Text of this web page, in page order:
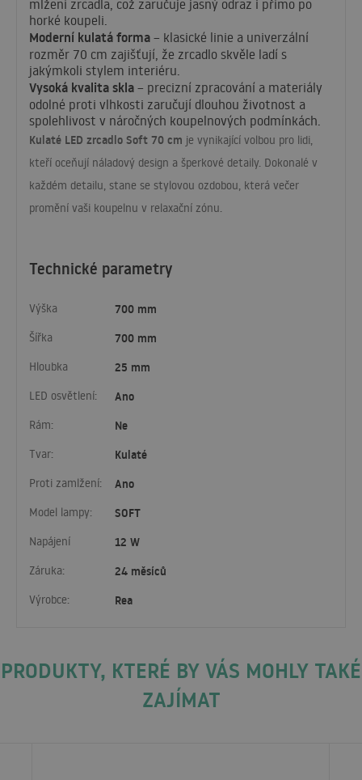
Technické parametry
Výška 700 mm
Šířka 700 mm
Hloubka 25 mm
LED osvětlení: Ano
Rám: Ne
Tvar: Kulaté
Proti zamlžení: Ano
Model lampy: SOFT
Napájení 12 W
Záruka: 24 měsíců
Výrobce: Rea
mlžení zrcadla, což zaručuje jasný odraz i přímo po
horké koupeli.
Moderní kulatá forma – klasické linie a univerzální
rozměr 70 cm zajišťují, že zrcadlo skvěle ladí s
jakýmkoli stylem interiéru.
Vysoká kvalita skla – precizní zpracování a materiály
odolné proti vlhkosti zaručují dlouhou životnost a
spolehlivost v náročných koupelnových podmínkách.
Kulaté LED zrcadlo Soft 70 cm je vynikající volbou pro lidi,
kteří oceňují náladový design a šperkové detaily. Dokonalé v
každém detailu, stane se stylovou ozdobou, která večer
promění vaši koupelnu v relaxační zónu.
PRODUKTY, KTERÉ BY VÁS MOHLY TAKÉ
ZAJÍMAT